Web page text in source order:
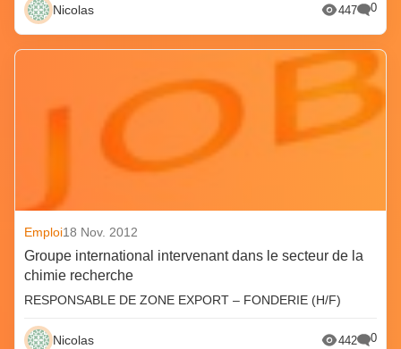
Nicolas 447 0
Emploi18 Nov. 2012
Groupe international intervenant dans le secteur de la
chimie recherche
RESPONSABLE DE ZONE EXPORT – FONDERIE (H/F)
Nicolas 442 0